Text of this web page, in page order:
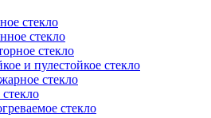
стекло
стекло
стекло
и пулестойкое стекло
стекло
стекло